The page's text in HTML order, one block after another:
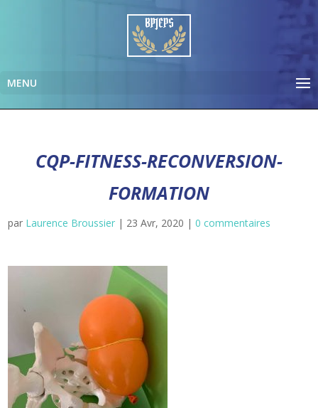
CQP-FITNESS-RECONVERSION-
FORMATION
par Laurence Broussier | 23 Avr, 2020 |0 commentaires